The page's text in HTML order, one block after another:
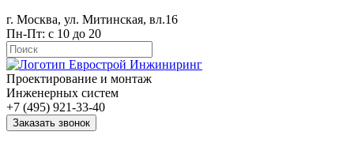
г. Москва, ул. Митинская, вл.16
Пн-Пт: с 10 до 20
Проектирование и монтаж
Инженерных систем
+7 (495) 921-33-40
Заказать звонок